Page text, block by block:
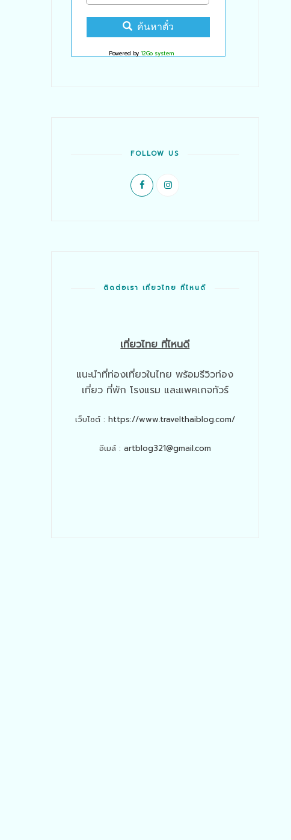
ค้นหาตั๋ว
Powered by 12Go system
FOLLOW US
ติดต่อเรา เที่ยวไทย ที่ไหนดี
เที่ยวไทย ที่ไหนดี
แนะนำที่ท่องเที่ยวในไทย พร้อมรีวิวท่อง
เที่ยว ที่พัก โรงแรม และแพคเกจทัวร์
เว็บไซต์ : https://www.travelthaiblog.com/
อีเมล์ : artblog321@gmail.com